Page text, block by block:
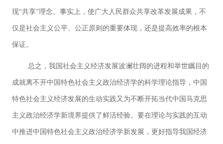
现“共享”理念。事实上，使广大人民群众共享改革发展成果，不
仅是社会主义公平、公正原则的重要体现，还是提高效率的根本
保证。
总之，我国社会主义经济发展波澜壮阔的进程和举世瞩目的
成就离不开中国特色社会主义政治经济学的科学理论指导，中国
特色社会主义经济发展的生动实践又为不断开拓当代中国马克思
主义政治经济学新境界提供了鲜活经验。要在理论与实践的互动
中推进中国特色社会主义政治经济学新发展，更好指导我国经济